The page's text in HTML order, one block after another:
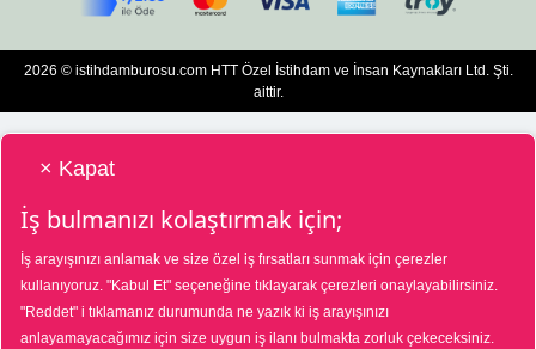
2026 © istihdamburosu.com HTT Özel İstihdam ve İnsan Kaynakları Ltd. Şti.
aittir.
Ltd. Şti. Özel İstihdam Bürosu 01/08/2025 - 31/07/2028 tarihleri arasında
faaliyette bulunmak üzere, Türkiye İş Kurumu tarafından 01/07/2025 tarih ve
18573287 sayılı karar uyarınca 1390 nolu belge ile faaliyet göstermektedir. 4904
× Kapat
İş bulmanızı kolaştırmak için;
İş arayışınızı anlamak ve size özel iş fırsatları sunmak için çerezler
kullanıyoruz. "Kabul Et" seçeneğine tıklayarak çerezleri onaylayabilirsiniz.
"Reddet" i tıklamanız durumunda ne yazık ki iş arayışınızı
anlayamayacağımız için size uygun iş ilanı bulmakta zorluk çekeceksiniz.